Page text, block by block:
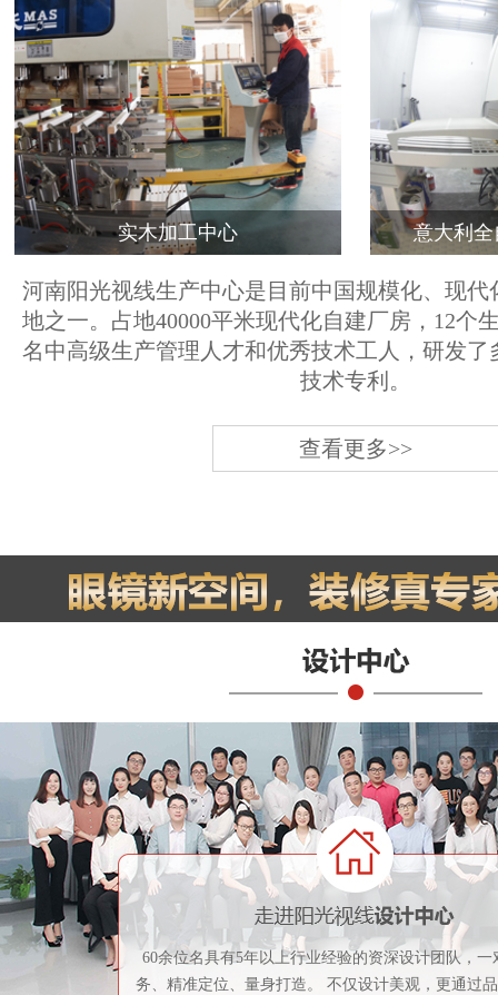
实木加工中心 意大利
河南阳光视线生产中心是目前中国规模化、现代
地之一。占地40000平米现代化自建厂房，12个
名中高级生产管理人才和优秀技术工人，研发了
技术专利。
查看更多>>
60余位名具有5年以上行业经验的资深设计团队，一
务、精准定位、量身打造。 不仅设计美观，更通过